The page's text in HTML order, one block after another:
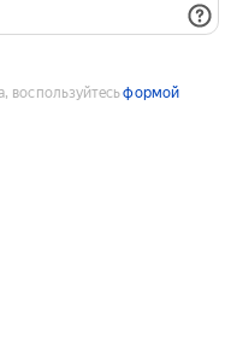
воспользуйтесьформой